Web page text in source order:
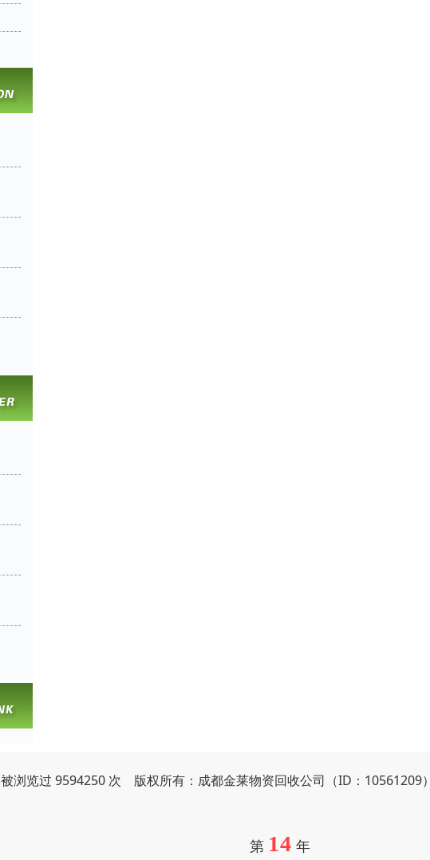
被浏览过 9594250 次 版权所有：成都金莱物资回收公司（ID：10561209）
第 14 年